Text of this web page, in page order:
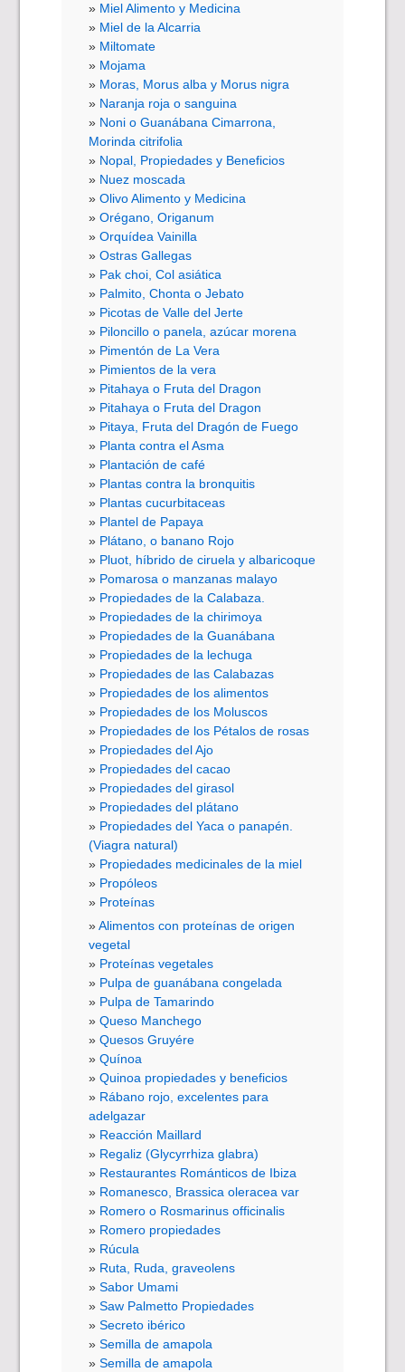
Miel Alimento y Medicina
Miel de la Alcarria
Miltomate
Mojama
Moras, Morus alba y Morus nigra
Naranja roja o sanguina
Noni o Guanábana Cimarrona,
Morinda citrifolia
Nopal, Propiedades y Beneficios
Nuez moscada
Olivo Alimento y Medicina
Orégano, Origanum
Orquídea Vainilla
Ostras Gallegas
Pak choi, Col asiática
Palmito, Chonta o Jebato
Picotas de Valle del Jerte
Piloncillo o panela, azúcar morena
Pimentón de La Vera
Pimientos de la vera
Pitahaya o Fruta del Dragon
Pitahaya o Fruta del Dragon
Pitaya, Fruta del Dragón de Fuego
Planta contra el Asma
Plantación de café
Plantas contra la bronquitis
Plantas cucurbitaceas
Plantel de Papaya
Plátano, o banano Rojo
Pluot, híbrido de ciruela y albaricoque
Pomarosa o manzanas malayo
Propiedades de la Calabaza.
Propiedades de la chirimoya
Propiedades de la Guanábana
Propiedades de la lechuga
Propiedades de las Calabazas
Propiedades de los alimentos
Propiedades de los Moluscos
Propiedades de los Pétalos de rosas
Propiedades del Ajo
Propiedades del cacao
Propiedades del girasol
Propiedades del plátano
Propiedades del Yaca o panapén.
(Viagra natural)
Propiedades medicinales de la miel
Propóleos
Proteínas
Alimentos con proteínas de origen
vegetal
Proteínas vegetales
Pulpa de guanábana congelada
Pulpa de Tamarindo
Queso Manchego
Quesos Gruyére
Quínoa
Quinoa propiedades y beneficios
Rábano rojo, excelentes para
adelgazar
Reacción Maillard
Regaliz (Glycyrrhiza glabra)
Restaurantes Románticos de Ibiza
Romanesco, Brassica oleracea var
Romero o Rosmarinus officinalis
Romero propiedades
Rúcula
Ruta, Ruda, graveolens
Sabor Umami
Saw Palmetto Propiedades
Secreto ibérico
Semilla de amapola
Semilla de amapola